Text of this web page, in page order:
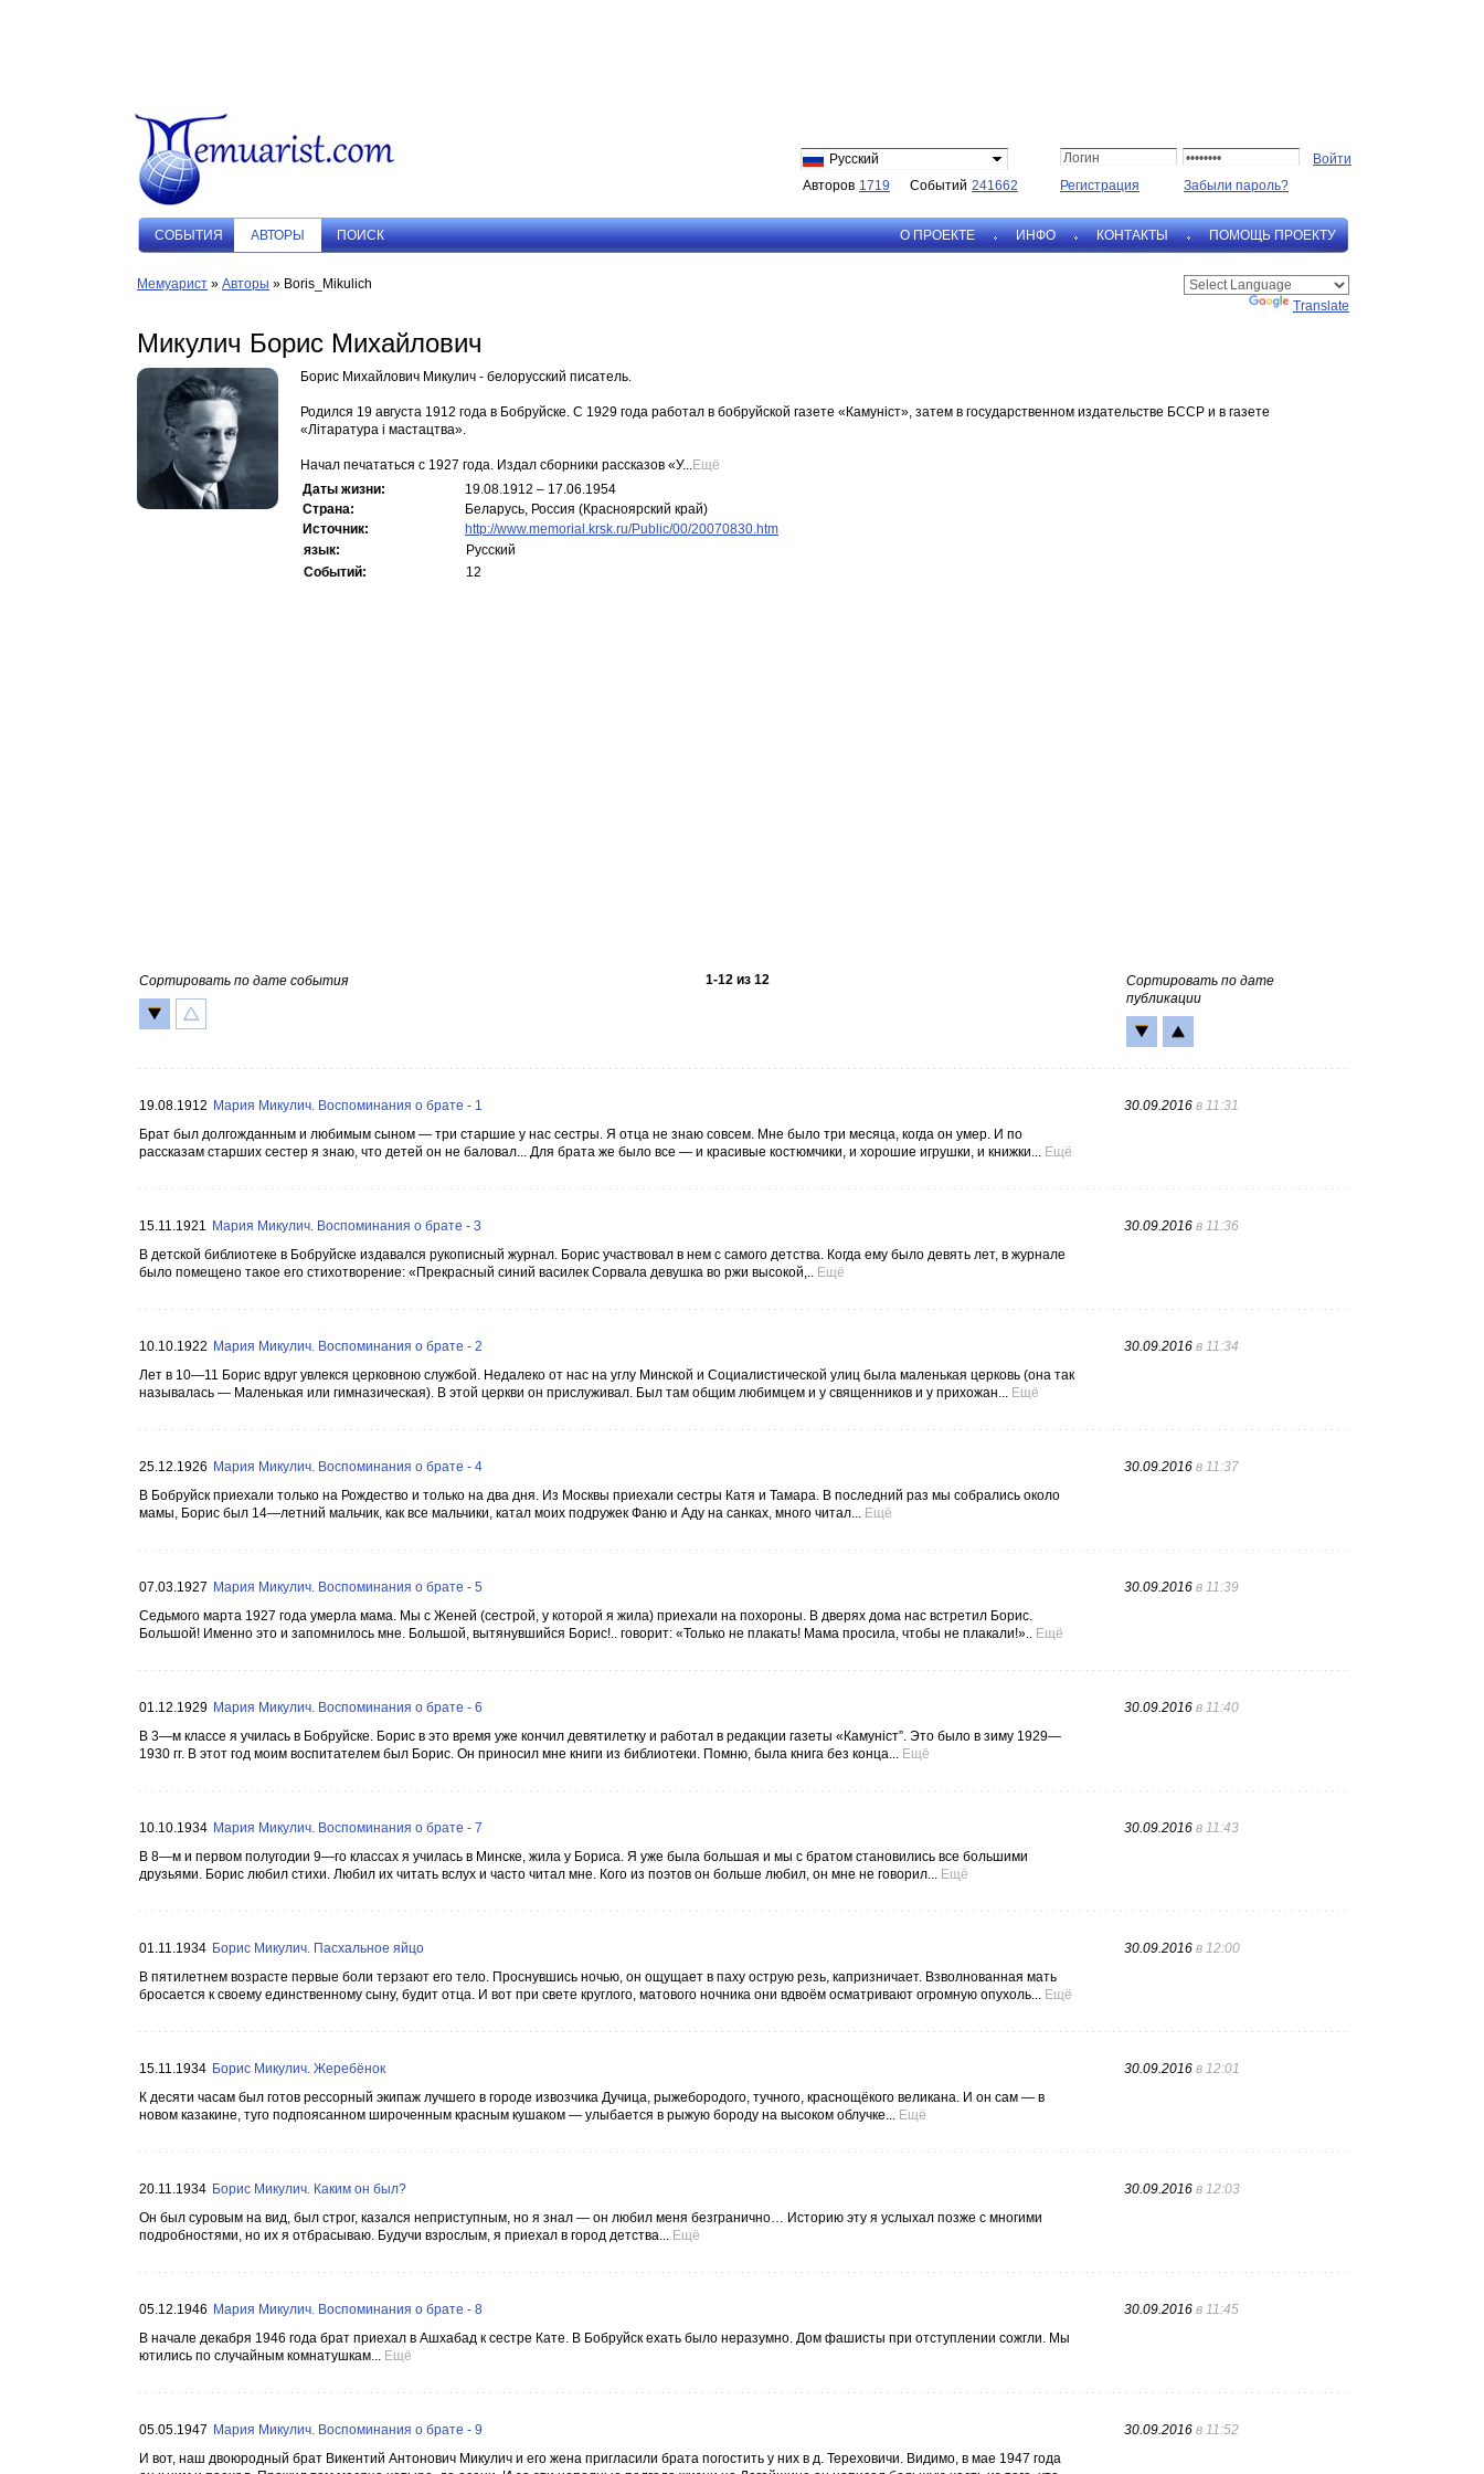
Русский
Авторов 1719 Событий 241662 Регистрация Забыли пароль?
СОБЫТИЯ АВТОРЫ ПОИСК О ПРОЕКТЕ ИНФО КОНТАКТЫ ПОМОЩЬ ПРОЕКТУ
Мемуарист » Авторы » Boris_Mikulich
Translate
Микулич Борис Михайлович
Борис Михайлович Микулич - белорусский писатель.
Родился 19 августа 1912 года в Бобруйске. С 1929 года работал в бобруйской газете «Камунiст», затем в государственном издательстве БССР и в газете
«Лiтаратура i мастацтва».
Начал печататься с 1927 года. Издал сборники рассказов «У...Ещё
Даты жизни:
19.08.1912 – 17.06.1954
Страна:
Беларусь, Россия (Красноярский край)
Источник:
http://www.memorial.krsk.ru/Public/00/20070830.htm
язык:
Русский
Событий:
12
Сортировать по дате события 1-12 из 12
Сортировать по дате
публикации
19.08.1912 Мария Микулич. Воспоминания о брате - 1
Брат был долгожданным и любимым сыном — три старшие у нас сестры. Я отца не знаю совсем. Мне было три месяца, когда он умер. И по
рассказам старших сестер я знаю, что детей он не баловал... Для брата же было все — и красивые костюмчики, и хорошие игрушки, и книжки... Ещё
30.09.2016 в 11:31
15.11.1921 Мария Микулич. Воспоминания о брате - 3
В детской библиотеке в Бобруйске издавался рукописный журнал. Борис участвовал в нем с самого детства. Когда ему было девять лет, в журнале
было помещено такое его стихотворение: «Прекрасный синий василек Сорвала девушка во ржи высокой,.. Ещё
30.09.2016 в 11:36
10.10.1922 Мария Микулич. Воспоминания о брате - 2
Лет в 10—11 Борис вдруг увлекся церковною службой. Недалеко от нас на углу Минской и Социалистической улиц была маленькая церковь (она так
называлась — Маленькая или гимназическая). В этой церкви он прислуживал. Был там общим любимцем и у священников и у прихожан... Ещё
30.09.2016 в 11:34
25.12.1926 Мария Микулич. Воспоминания о брате - 4
В Бобруйск приехали только на Рождество и только на два дня. Из Москвы приехали сестры Катя и Тамара. В последний раз мы собрались около
мамы, Борис был 14—летний мальчик, как все мальчики, катал моих подружек Фаню и Аду на санках, много читал... Ещё
30.09.2016 в 11:37
07.03.1927 Мария Микулич. Воспоминания о брате - 5
Седьмого марта 1927 года умерла мама. Мы с Женей (сестрой, у которой я жила) приехали на похороны. В дверях дома нас встретил Борис.
Большой! Именно это и запомнилось мне. Большой, вытянувшийся Борис!.. говорит: «Только не плакать! Мама просила, чтобы не плакали!».. Ещё
30.09.2016 в 11:39
01.12.1929 Мария Микулич. Воспоминания о брате - 6
В 3—м классе я училась в Бобруйске. Борис в это время уже кончил девятилетку и работал в редакции газеты «Камуніст”. Это было в зиму 1929—
1930 гг. В этот год моим воспитателем был Борис. Он приносил мне книги из библиотеки. Помню, была книга без конца... Ещё
30.09.2016 в 11:40
10.10.1934 Мария Микулич. Воспоминания о брате - 7
В 8—м и первом полугодии 9—го классах я училась в Минске, жила у Бориса. Я уже была большая и мы с братом становились все большими
друзьями. Борис любил стихи. Любил их читать вслух и часто читал мне. Кого из поэтов он больше любил, он мне не говорил... Ещё
30.09.2016 в 11:43
01.11.1934 Борис Микулич. Пасхальное яйцо
В пятилетнем возрасте первые боли терзают его тело. Проснувшись ночью, он ощущает в паху острую резь, капризничает. Взволнованная мать
бросается к своему единственному сыну, будит отца. И вот при свете круглого, матового ночника они вдвоём осматривают огромную опухоль... Ещё
30.09.2016 в 12:00
15.11.1934 Борис Микулич. Жеребёнок
К десяти часам был готов рессорный экипаж лучшего в городе извозчика Дучица, рыжебородого, тучного, краснощёкого великана. И он сам — в
новом казакине, туго подпоясанном широченным красным кушаком — улыбается в рыжую бороду на высоком облучке... Ещё
30.09.2016 в 12:01
20.11.1934 Борис Микулич. Каким он был?
Он был суровым на вид, был строг, казался неприступным, но я знал — он любил меня безгранично… Историю эту я услыхал позже с многими
подробностями, но их я отбрасываю. Будучи взрослым, я приехал в город детства... Ещё
30.09.2016 в 12:03
05.12.1946 Мария Микулич. Воспоминания о брате - 8
В начале декабря 1946 года брат приехал в Ашхабад к сестре Кате. В Бобруйск ехать было неразумно. Дом фашисты при отступлении сожгли. Мы
ютились по случайным комнатушкам... Ещё
30.09.2016 в 11:45
05.05.1947 Мария Микулич. Воспоминания о брате - 9
И вот, наш двоюродный брат Викентий Антонович Микулич и его жена пригласили брата погостить у них в д. Тереховичи. Видимо, в мае 1947 года
30.09.2016 в 11:52